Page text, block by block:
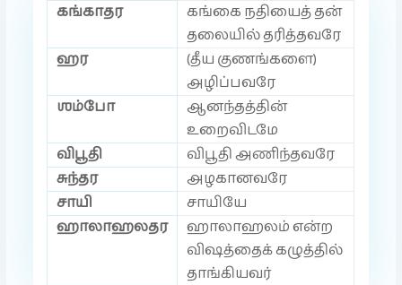
கங்காதர
கங்கை நதியைத் தன்
தலையில் தரித்தவரே
ஹர
(தீய குணங்களை)
அழிப்பவரே
ஶம்போ
ஆனந்தத்தின்
உறைவிடமே
விபூதி
விபூதி அணிந்தவரே
சுந்தர
அழகானவரே
சாயி
சாயியே
ஹாலாஹலதர
ஹாலாஹலம் என்ற
விஷத்தைக் கழுத்தில்
தாங்கியவர்